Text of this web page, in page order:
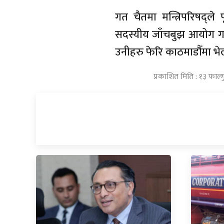
गत चैतमा मन्त्रिपरिषद्ले
सदस्यीय जाँचबुझ आयोग
उनीहरु फेरि काठमाडौँमा
प्रकाशित मिति : १३